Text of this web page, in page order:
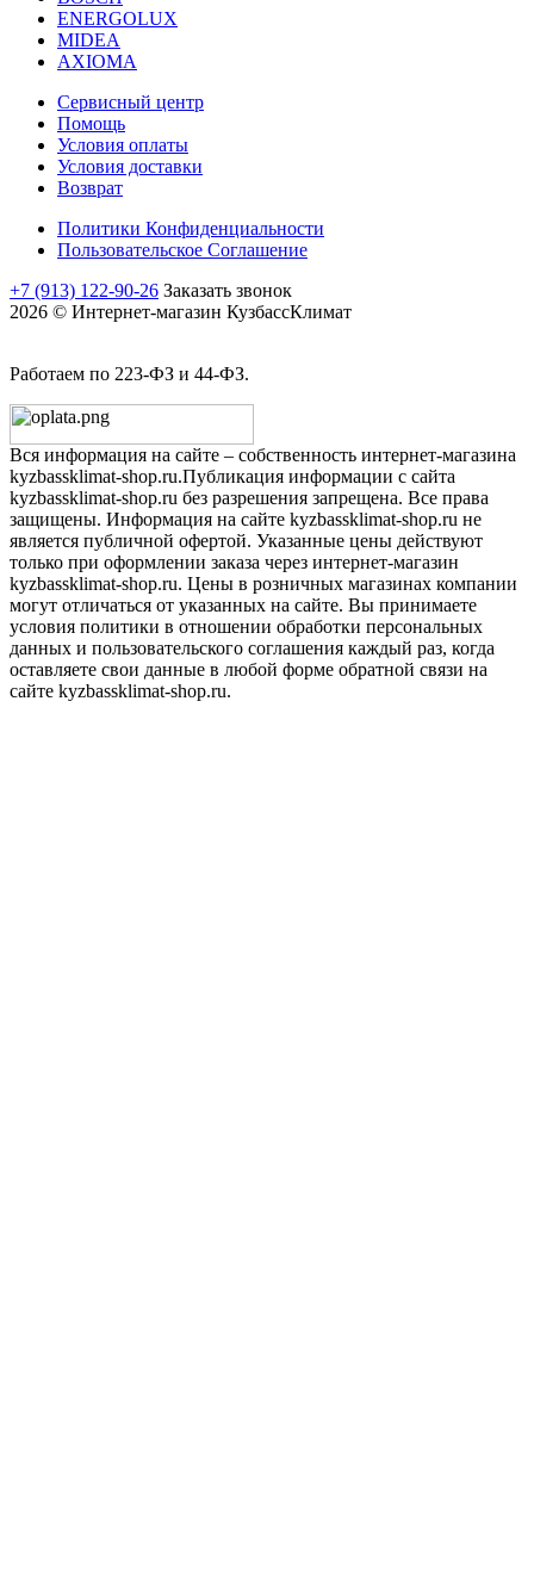
ENERGOLUX
MIDEA
AXIOMA
Сервисный центр
Помощь
Условия оплаты
Условия доставки
Возврат
Политики Конфиденциальности
Пользовательское Соглашение
+7 (913) 122-90-26 Заказать звонок
2026 © Интернет-магазин КузбассКлимат
Работаем по 223-ФЗ и 44-ФЗ.
Вся информация на сайте – собственность интернет-магазина
kyzbassklimat-shop.ru.Публикация информации с сайта
kyzbassklimat-shop.ru без разрешения запрещена. Все права
защищены. Информация на сайте kyzbassklimat-shop.ru не
является публичной офертой. Указанные цены действуют
только при оформлении заказа через интернет-магазин
kyzbassklimat-shop.ru. Цены в розничных магазинах компании
могут отличаться от указанных на сайте. Вы принимаете
условия политики в отношении обработки персональных
данных и пользовательского соглашения каждый раз, когда
оставляете свои данные в любой форме обратной связи на
сайте kyzbassklimat-shop.ru.